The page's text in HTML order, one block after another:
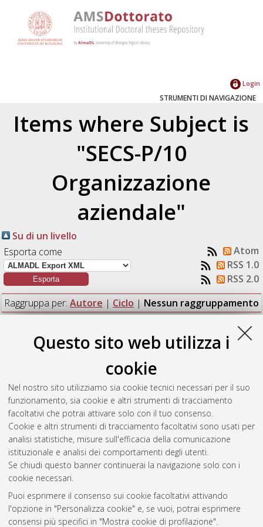
Questo sito web utilizza i
cookie
Nel nostro sito utilizziamo sia cookie tecnici necessari per il suo
funzionamento, sia cookie e altri strumenti di tracciamento
facoltativi che potrai attivare solo con il tuo consenso.
Cookie e altri strumenti di tracciamento facoltativi sono usati per
analisi statistiche, misure sull'efficacia della comunicazione
istituzionale e analisi dei comportamenti degli utenti.
Se chiudi questo banner continuerai la navigazione solo con i
cookie necessari.
Puoi esprimere il consenso sui cookie facoltativi attivando
l'opzione in "Personalizza cookie" e, se vuoi, potrai esprimere
consensi più specifici in "Mostra cookie di profilazione".
Login
STRUMENTI DI NAVIGAZIONE
Items where Subject is
"SECS-P/10
Organizzazione
aziendale"
Su di un livello
Esporta come
Atom
RSS 1.0
RSS 2.0
Raggruppa per: Autore | Ciclo | Nessun raggruppamento
Cottini, Ciro (2020) The complexity of exploration and
exploitation in organizations, [Dissertation thesis], Alma Mater
Studiorum Università di Bologna. Dottorato di ricerca in
management, 31 Ciclo. DOI
10.6092/unibo/amsdottorato/9325.
Questa lista e' stata generata ilSat Aug 8 20:34:49 2026
Atom
Rss 1.0
Rss 2.0